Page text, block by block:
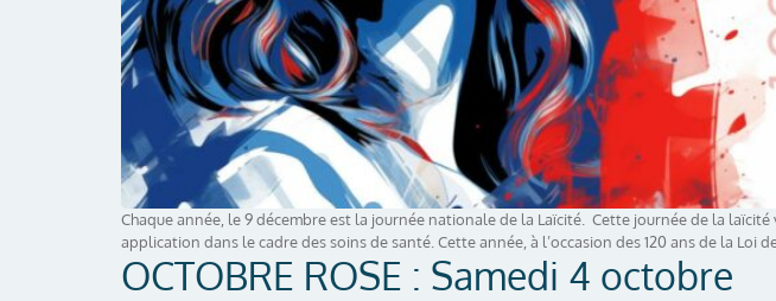
Chaque année, le 9 décembre est la journée nationale de la Laïcité. Cette journée de la
application dans le cadre des soins de santé. Cette année, à l’occasion des 120 ans de la Loi
OCTOBRE ROSE : Samedi 4 octobre